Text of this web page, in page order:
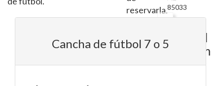
85033
Softball
Stadium
reservarla.
adecuado:
cancha
Cancha de fútbol 7 o 5